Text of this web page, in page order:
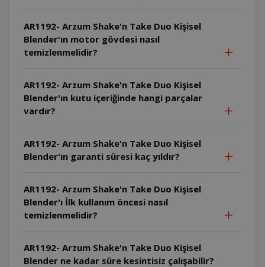
AR1192- Arzum Shake'n Take Duo Kişisel
Blender'ın motor gövdesi nasıl
temizlenmelidir?
AR1192- Arzum Shake'n Take Duo Kişisel
Blender'ın kutu içeriğinde hangi parçalar
vardır?
AR1192- Arzum Shake'n Take Duo Kişisel
Blender'ın garanti süresi kaç yıldır?
AR1192- Arzum Shake'n Take Duo Kişisel
Blender'ı İlk kullanım öncesi nasıl
temizlenmelidir?
AR1192- Arzum Shake'n Take Duo Kişisel
Blender ne kadar süre kesintisiz çalışabilir?